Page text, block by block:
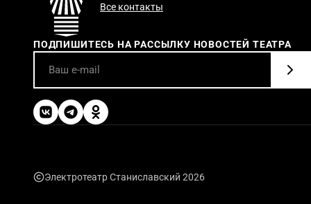
Все контакты
ПОДПИШИТЕСЬ НА РАССЫЛКУ НОВОСТЕЙ ТЕАТРА
Электротеатр Станиславский 2026